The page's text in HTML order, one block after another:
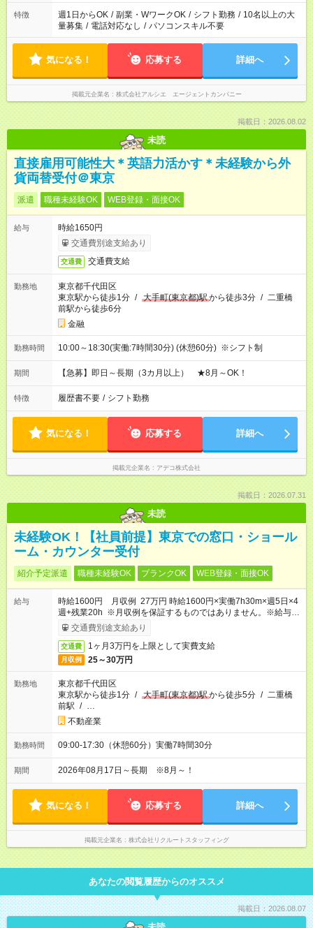
特徴 週1日からOK / 副業・WワークOK / シフト勤務 / 10名以上の大
量募集 / 電話対応なし / パソコンスキル不要
気になる！ 応募する 詳細へ
掲載元企業名 株式会社アルシエ エージェントカンパニー
掲載日：2026.08.02
未読
直接雇用可能性大＊英語力活かす＊未経験から外
貨両替受付＠東京
派遣 職種未経験OK WEB登録・面接OK
給与
時給1650円
交通費別途支給あり
交通費 交通費支給
勤務地
東京都千代田区
東京駅から徒歩1分 / 大手町(東京都)駅から徒歩3分 / 二重橋
前駅から徒歩6分
金融
勤務時間 10:00～18:30(実働:7時間30分) (休憩60分) ※シフト制
期間 【急募】即日～長期（3カ月以上） ★8月～OK！
特徴 履歴書不要 / シフト勤務
気になる！ 応募する 詳細へ
掲載元企業名 アデコ株式会社
掲載日：2026.07.31
未読
未経験OK！【社員前提】東京での窓口・ショール
ーム・カウンター受付
紹介予定派遣 職種未経験OK ブランクOK WEB登録・面接OK
給与
時給1600円 月収例 27万円 時給1600円×実働7h30m×週5日×4
週+残業20h ※月収例を保証するものではありません。※給与即
受取りサービス利用可（利用条件有）
交通費別途支給あり
交通費 1ヶ月3万円を上限として実費支給
月収例 25～30万円
勤務地
東京都千代田区
東京駅から徒歩1分 / 大手町(東京都)駅から徒歩5分 / 二重橋
前駅 / …
不動産業
勤務時間 09:00-17:30（休憩60分）実働7時間30分
期間 2026年08月17日～長期 ※8月～！
気になる！ 応募する 詳細へ
掲載元企業名 株式会社リクルートスタッフィング
あなたの閲覧履歴からのオススメ
掲載日：2026.08.07